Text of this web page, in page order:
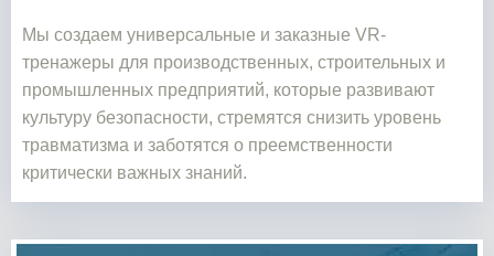
Мы создаем универсальные и заказные VR-
тренажеры для производственных, строительных и
промышленных предприятий, которые развивают
культуру безопасности, стремятся снизить уровень
травматизма и заботятся о преемственности
критически важных знаний.